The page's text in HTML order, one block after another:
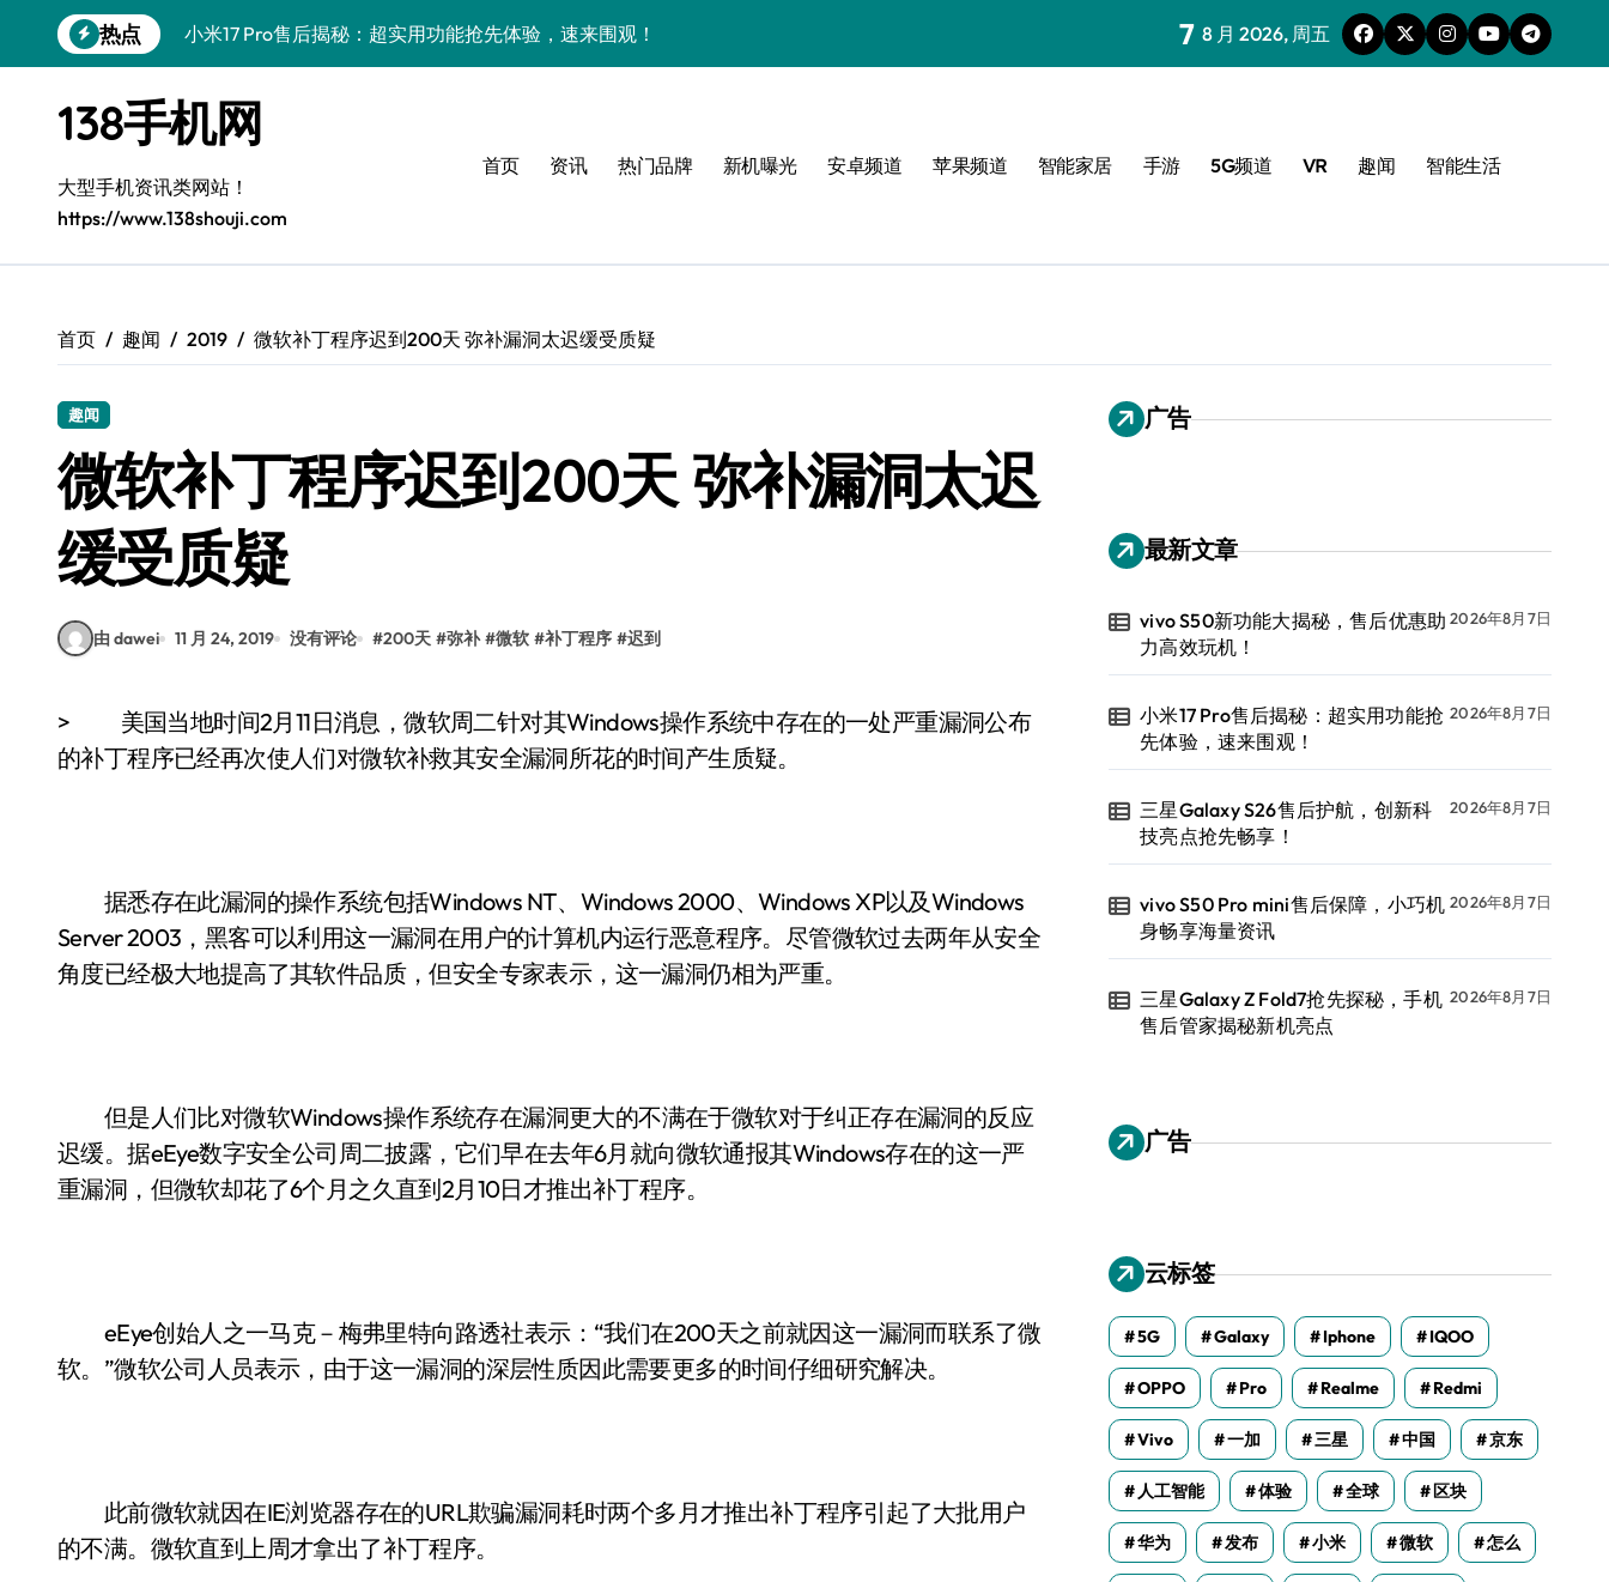
到
热点
小米17 Pro售后揭秘：超实用功能抢先体验，速来围观！
vivo S50 Pro mini售后保障，小巧机身畅享海量资讯
三星Galaxy Z Fold7抢先探秘，手机售后管家揭秘新机亮点
Galaxy S25 Ultra颜值巅峰，定制主题潮酷上线！
Galaxy S25+闪亮登场，巧用技巧秒变焦点
Galaxy S26+颜值爆升！机皇美颜秘籍大公开
vivo S50新功能大揭秘，售后优惠助力高效玩机！
7 8 月 2026, 周五
138手机网
大型手机资讯类网站！
https://www.138shouji.com
首页 资讯 热门品牌 新机曝光 安卓频道 苹果频道 智能家居 手游 5G频道 VR 趣闻 智能生活
首页 趣闻 2019 微软补丁程序迟到200天 弥补漏洞太迟缓受质疑
趣闻
微软补丁程序迟到200天 弥补漏洞太迟
缓受质疑
由 dawei 11 月 24, 2019 没有评论 #200天 #弥补 #微软 #补丁程序 #迟到
> 美国当地时间2月11日消息，微软周二针对其Windows操作系统中存在的一处严重漏洞公布
的补丁程序已经再次使人们对微软补救其安全漏洞所花的时间产生质疑。
据悉存在此漏洞的操作系统包括Windows NT、Windows 2000、Windows XP以及Windows
Server 2003，黑客可以利用这一漏洞在用户的计算机内运行恶意程序。尽管微软过去两年从安全
角度已经极大地提高了其软件品质，但安全专家表示，这一漏洞仍相为严重。
但是人们比对微软Windows操作系统存在漏洞更大的不满在于微软对于纠正存在漏洞的反应
迟缓。据eEye数字安全公司周二披露，它们早在去年6月就向微软通报其Windows存在的这一严
重漏洞，但微软却花了6个月之久直到2月10日才推出补丁程序。
eEye创始人之一马克－梅弗里特向路透社表示：“我们在200天之前就因这一漏洞而联系了微
软。”微软公司人员表示，由于这一漏洞的深层性质因此需要更多的时间仔细研究解决。
此前微软就因在IE浏览器存在的URL欺骗漏洞耗时两个多月才推出补丁程序引起了大批用户
的不满。微软直到上周才拿出了补丁程序。
广告
最新文章
vivo S50新功能大揭秘，售后优惠助
力高效玩机！
2026年8月7日
小米17 Pro售后揭秘：超实用功能抢
先体验，速来围观！
2026年8月7日
三星Galaxy S26售后护航，创新科
技亮点抢先畅享！
2026年8月7日
vivo S50 Pro mini售后保障，小巧机
身畅享海量资讯
2026年8月7日
三星Galaxy Z Fold7抢先探秘，手机
售后管家揭秘新机亮点
2026年8月7日
广告
云标签
5G Galaxy Iphone IQOO
OPPO Pro Realme Redmi
Vivo 一加 三星 中国 京东
人工智能 体验 全球 区块
华为 发布 小米 微软 怎么